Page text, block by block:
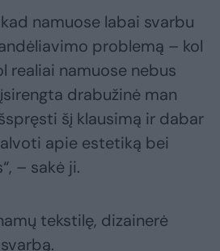
namuose labai svarbu
problemą – kol
realiai namuose nebus
drabužinė man
šį klausimą ir dabar
apie estetiką bei
– sakė ji.
tekstilę, dizainerė